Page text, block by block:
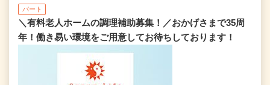
パート
＼有料老人ホームの調理補助募集！／おかげさまで35周
年！働き易い環境をご用意してお待ちしております！